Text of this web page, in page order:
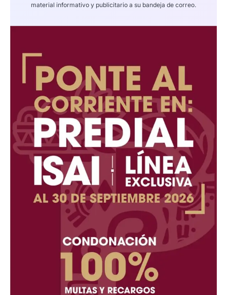
material informativo y publicitario a su bandeja de correo.